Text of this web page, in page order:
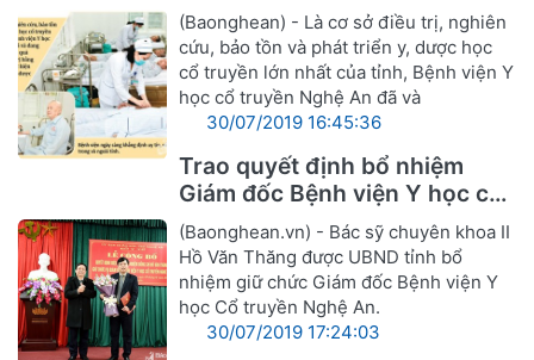
(Baonghean) - Là cơ sở điều trị, nghiên
cứu, bảo tồn và phát triển y, dược học
cổ truyền lớn nhất của tỉnh, Bệnh viện Y
học cổ truyền Nghệ An đã và
30/07/2019 16:45:36
Trao quyết định bổ nhiệm
Giám đốc Bệnh viện Y học cổ
truyền Nghệ An
(Baonghean.vn) - Bác sỹ chuyên khoa II
Hồ Văn Thăng được UBND tỉnh bổ
nhiệm giữ chức Giám đốc Bệnh viện Y
học Cổ truyền Nghệ An.
30/07/2019 17:24:03